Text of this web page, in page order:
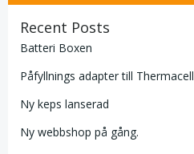
Recent Posts
Batteri Boxen
Påfyllnings adapter till Thermacell
Ny keps lanserad
Ny webbshop på gång.